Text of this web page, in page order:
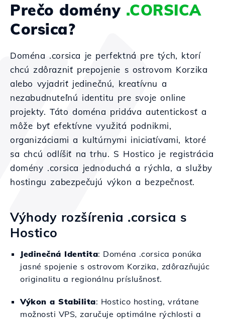
Prečo domény .CORSICA
Corsica?
Doména .corsica je perfektná pre tých, ktorí
chcú zdôrazniť prepojenie s ostrovom Korzika
alebo vyjadriť jedinečnú, kreatívnu a
nezabudnuteľnú identitu pre svoje online
projekty. Táto doména pridáva autentickosť a
môže byť efektívne využitá podnikmi,
organizáciami a kultúrnymi iniciatívami, ktoré
sa chcú odlíšiť na trhu. S Hostico je registrácia
domény .corsica jednoduchá a rýchla, a služby
hostingu zabezpečujú výkon a bezpečnosť.
Výhody rozšírenia .corsica s
Hostico
Jedinečná Identita: Doména .corsica ponúka
jasné spojenie s ostrovom Korzika, zdôrazňujúc
originalitu a regionálnu príslušnosť.
Výkon a Stabilita: Hostico hosting, vrátane
možnosti VPS, zaručuje optimálne rýchlosti a